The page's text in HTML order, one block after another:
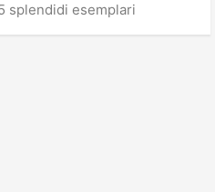
splendidi esemplari